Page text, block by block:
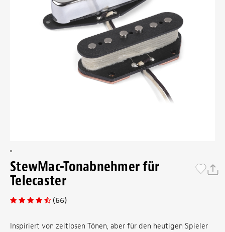
StewMac-Tonabnehmer für
Telecaster
(66)
Inspiriert von zeitlosen Tönen, aber für den heutigen Spieler